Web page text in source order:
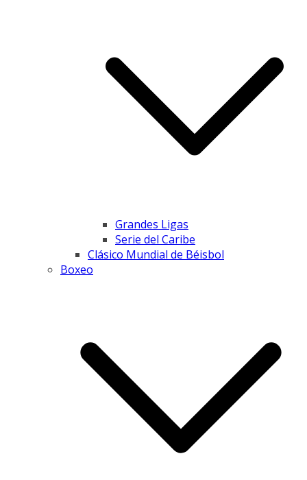
Grandes Ligas
Serie del Caribe
Clásico Mundial de Béisbol
Boxeo